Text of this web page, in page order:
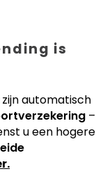
is
automatisch
–
u een hogere